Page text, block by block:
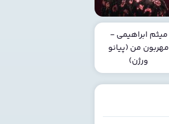
میثم ابراهیمی -
مهربون من (پیانو
ورژن)